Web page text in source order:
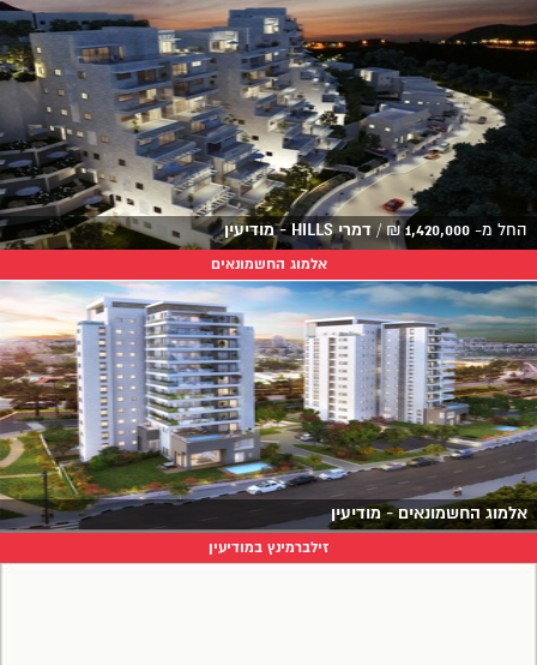
החל מ- 1,420,000
₪
/ דמרי HILLS - מודיעין
אלמוג החשמונאים
אלמוג החשמונאים - מודיעין
זילברמינץ במודיעין